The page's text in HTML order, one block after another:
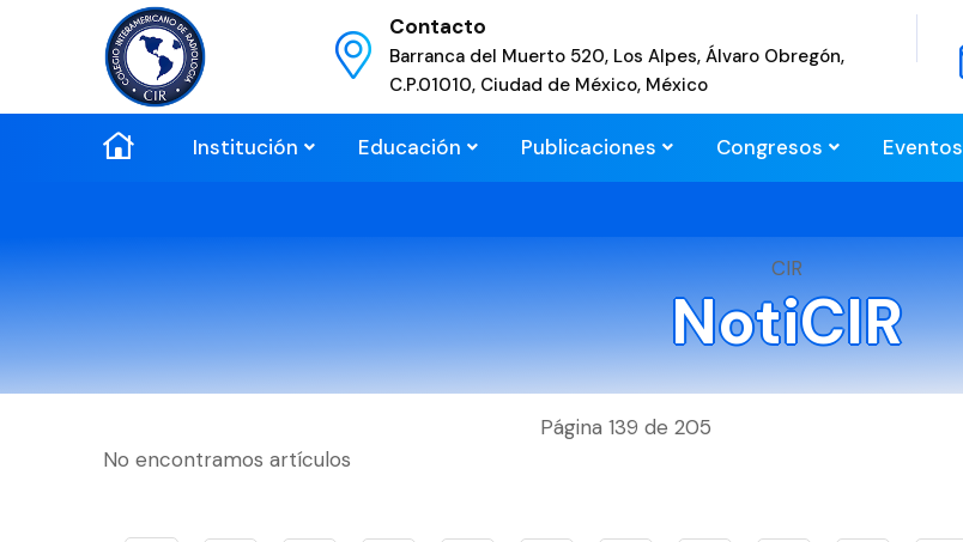
Contacto
Barranca del Muerto 520, Los Alpes, Álvaro Obregón,
C.P.01010, Ciudad de México, México
Institución Educación Publicaciones Congresos Eventos
CIR
NotiCIR
Página 139 de 205
No encontramos artículos